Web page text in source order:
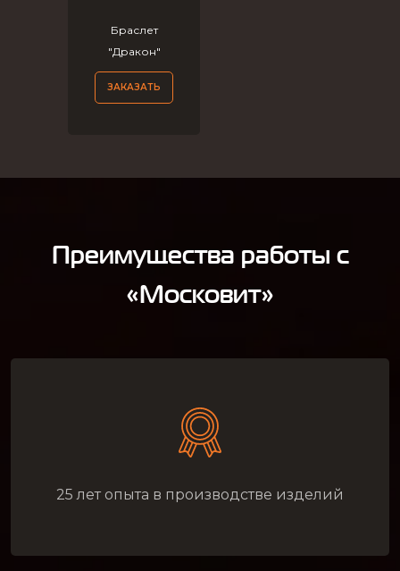
Браслет
"Дракон"
ЗАКАЗАТЬ
Преимущества работы с
«Московит»
25 лет опыта в производстве изделий